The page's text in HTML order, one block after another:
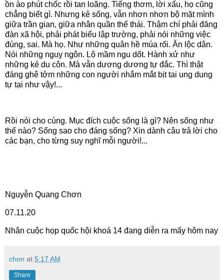
ồn ào phút chốc rồi tan loãng. Tiếng thơm, lời xấu, họ cũng
chẳng biết gì. Nhưng kẻ sống, vẫn nhơn nhơn bộ mặt mình
giữa trần gian, giữa nhân quần thế thái. Thậm chí phải đăng
đàn xã hội, phải phát biểu lập trường, phải nói những việc
đúng, sai. Mà họ. Như những quân hề múa rối. Ăn lộc dân.
Nói những nguỵ ngôn. Lộ mầm ngu dốt. Hành xử như
những kẻ du côn. Mà vẫn dương dương tự đắc. Thì thật
đáng ghê tởm những con người nhắm mắt bịt tai ung dung
tự tại như vậy!...
Rồi nói cho cùng. Mục đích cuộc sống là gì? Nên sống như
thế nào? Sống sao cho đáng sống? Xin dành câu trả lời cho
các bạn, cho từng suy nghĩ mỗi người!...
Nguyễn Quang Chơn
07.11.20
Nhân cuộc họp quốc hội khoá 14 đang diễn ra mấy hôm nay
chon at 5:17 AM
Share